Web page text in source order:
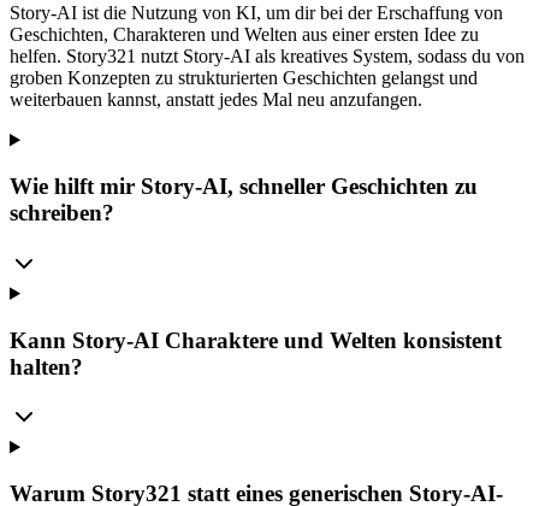
Story-AI ist die Nutzung von KI, um dir bei der Erschaffung von
Geschichten, Charakteren und Welten aus einer ersten Idee zu
helfen. Story321 nutzt Story-AI als kreatives System, sodass du von
groben Konzepten zu strukturierten Geschichten gelangst und
weiterbauen kannst, anstatt jedes Mal neu anzufangen.
Wie hilft mir Story-AI, schneller Geschichten zu
schreiben?
Kann Story-AI Charaktere und Welten konsistent
halten?
Warum Story321 statt eines generischen Story-AI-